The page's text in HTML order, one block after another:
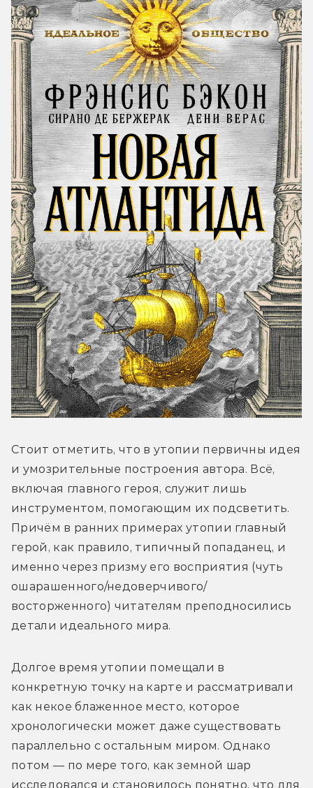
Стоит отметить, что в утопии первичны идея
и умозрительные построения автора. Всё,
включая главного героя, служит лишь
инструментом, помогающим их подсветить.
Причём в ранних примерах утопии главный
герой, как правило, типичный попаданец, и
именно через призму его восприятия (чуть
ошарашенного/недоверчивого/
восторженного) читателям преподносились
детали идеального мира.
Долгое время утопии помещали в
конкретную точку на карте и рассматривали
как некое блаженное место, которое
хронологически может даже существовать
параллельно с остальным миром. Однако
потом — по мере того, как земной шар
исследовался и становилось понятно, что для